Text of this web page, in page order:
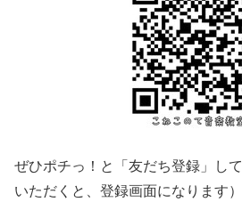
ぜひポチっ！と「友だち登録」し
いただくと、登録画面になります）